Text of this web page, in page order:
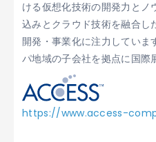
ける仮想化技術の開発力とノ
込みとクラウド技術を融合
開発・事業化に注力していま
パ地域の子会社を拠点に国際
https://www.access-